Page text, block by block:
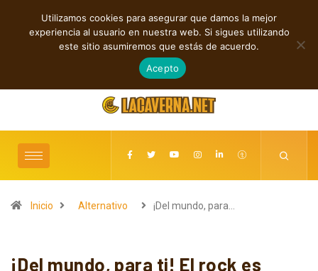
TENDENCIAS
Rock, folk e indie: cuatro estrenos independientes por descubrir
agosto 7, 2026
Inicio Alternativo ¡Del mundo, para…
¡Del mundo, para ti! El rock es
Utilizamos cookies para asegurar que damos la mejor
experiencia al usuario en nuestra web. Si sigues utilizando
este sitio asumiremos que estás de acuerdo.
Acepto